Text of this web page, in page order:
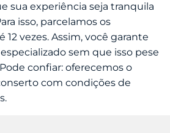
sua experiência seja tranquila
isso, parcelamos os
vezes. Assim, você garante
sem que isso pese
confiar: oferecemos o
com condições de